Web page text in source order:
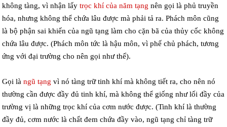
không tàng, vì nhận lấytrọc khí của năm tạng nên gọi là phủ truyền
hóa, nhưng không thể chứa lâu được mà phải tả ra. Phách môn cũng
là bộ phận sai khiến của ngũ tạng làm cho cặn bã của thủy cốc không
chứa lâu được. (Phách môn tức là hậu môn, vì phế chủ phách, tương
ứng với đại trường cho nên gọi như thế).
Gọi làngũ tạng vì nó tàng trữ tinh khí mà không tiết ra, cho nên nó
thường cần được đầy đủ tinh khí, mà không thể giống như lối đầy của
trường vị là những trọc khí của cơm nước được. (Tinh khí là thường
đầy đủ, cơm nước là chất đem chứa đầy vào, ngũ tạng chỉ tàng trữ